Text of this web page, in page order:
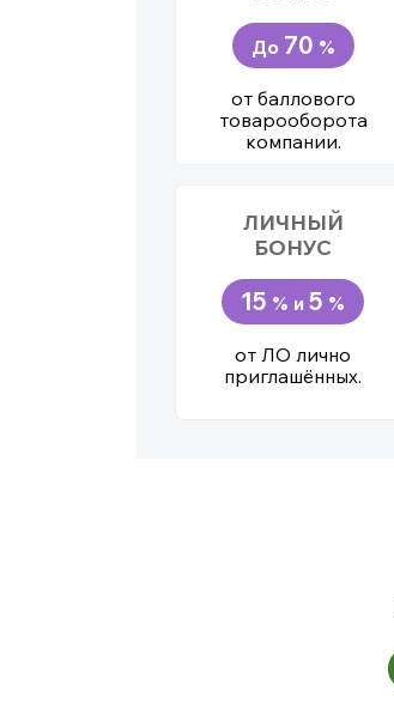
До 70 %
от баллового
товарооборота
компании.
ЛИЧНЫЙ
БОНУС
15 % и5 %
от ЛО лично
приглашённых.